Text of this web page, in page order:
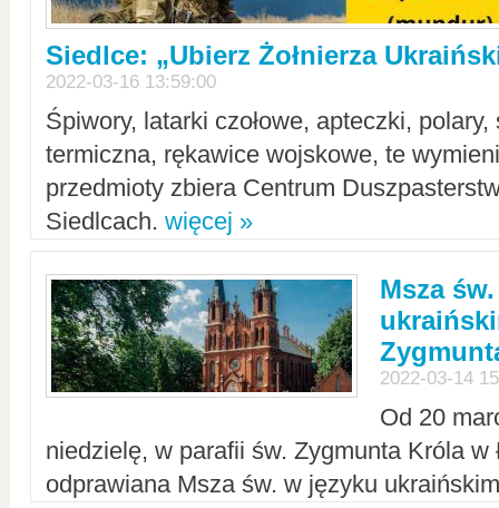
Siedlce: „Ubierz Żołnierza
2022-03-16 13:59:00
Śpiwory, latarki czołowe, apteczki,
termiczna, rękawice wojskowe, te
przedmioty zbiera Centrum
Siedlcach. więcej »
Msza
2022-03-14
Od 20
niedzielę, w parafii św. Zygmunta Króla w
odprawiana Msza św. w języku